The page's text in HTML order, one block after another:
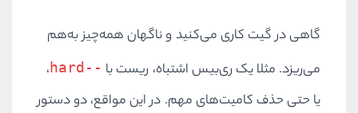
گاهی در گیت کاری می‌کنید و ناگهان همه‌چیز به‌هم
می‌ریزد. مثلا یک ری‌بیس اشتباه، ریست با --hard
،
یا حتی حذف کامیت‌های مهم. در این مواقع، دو دستور